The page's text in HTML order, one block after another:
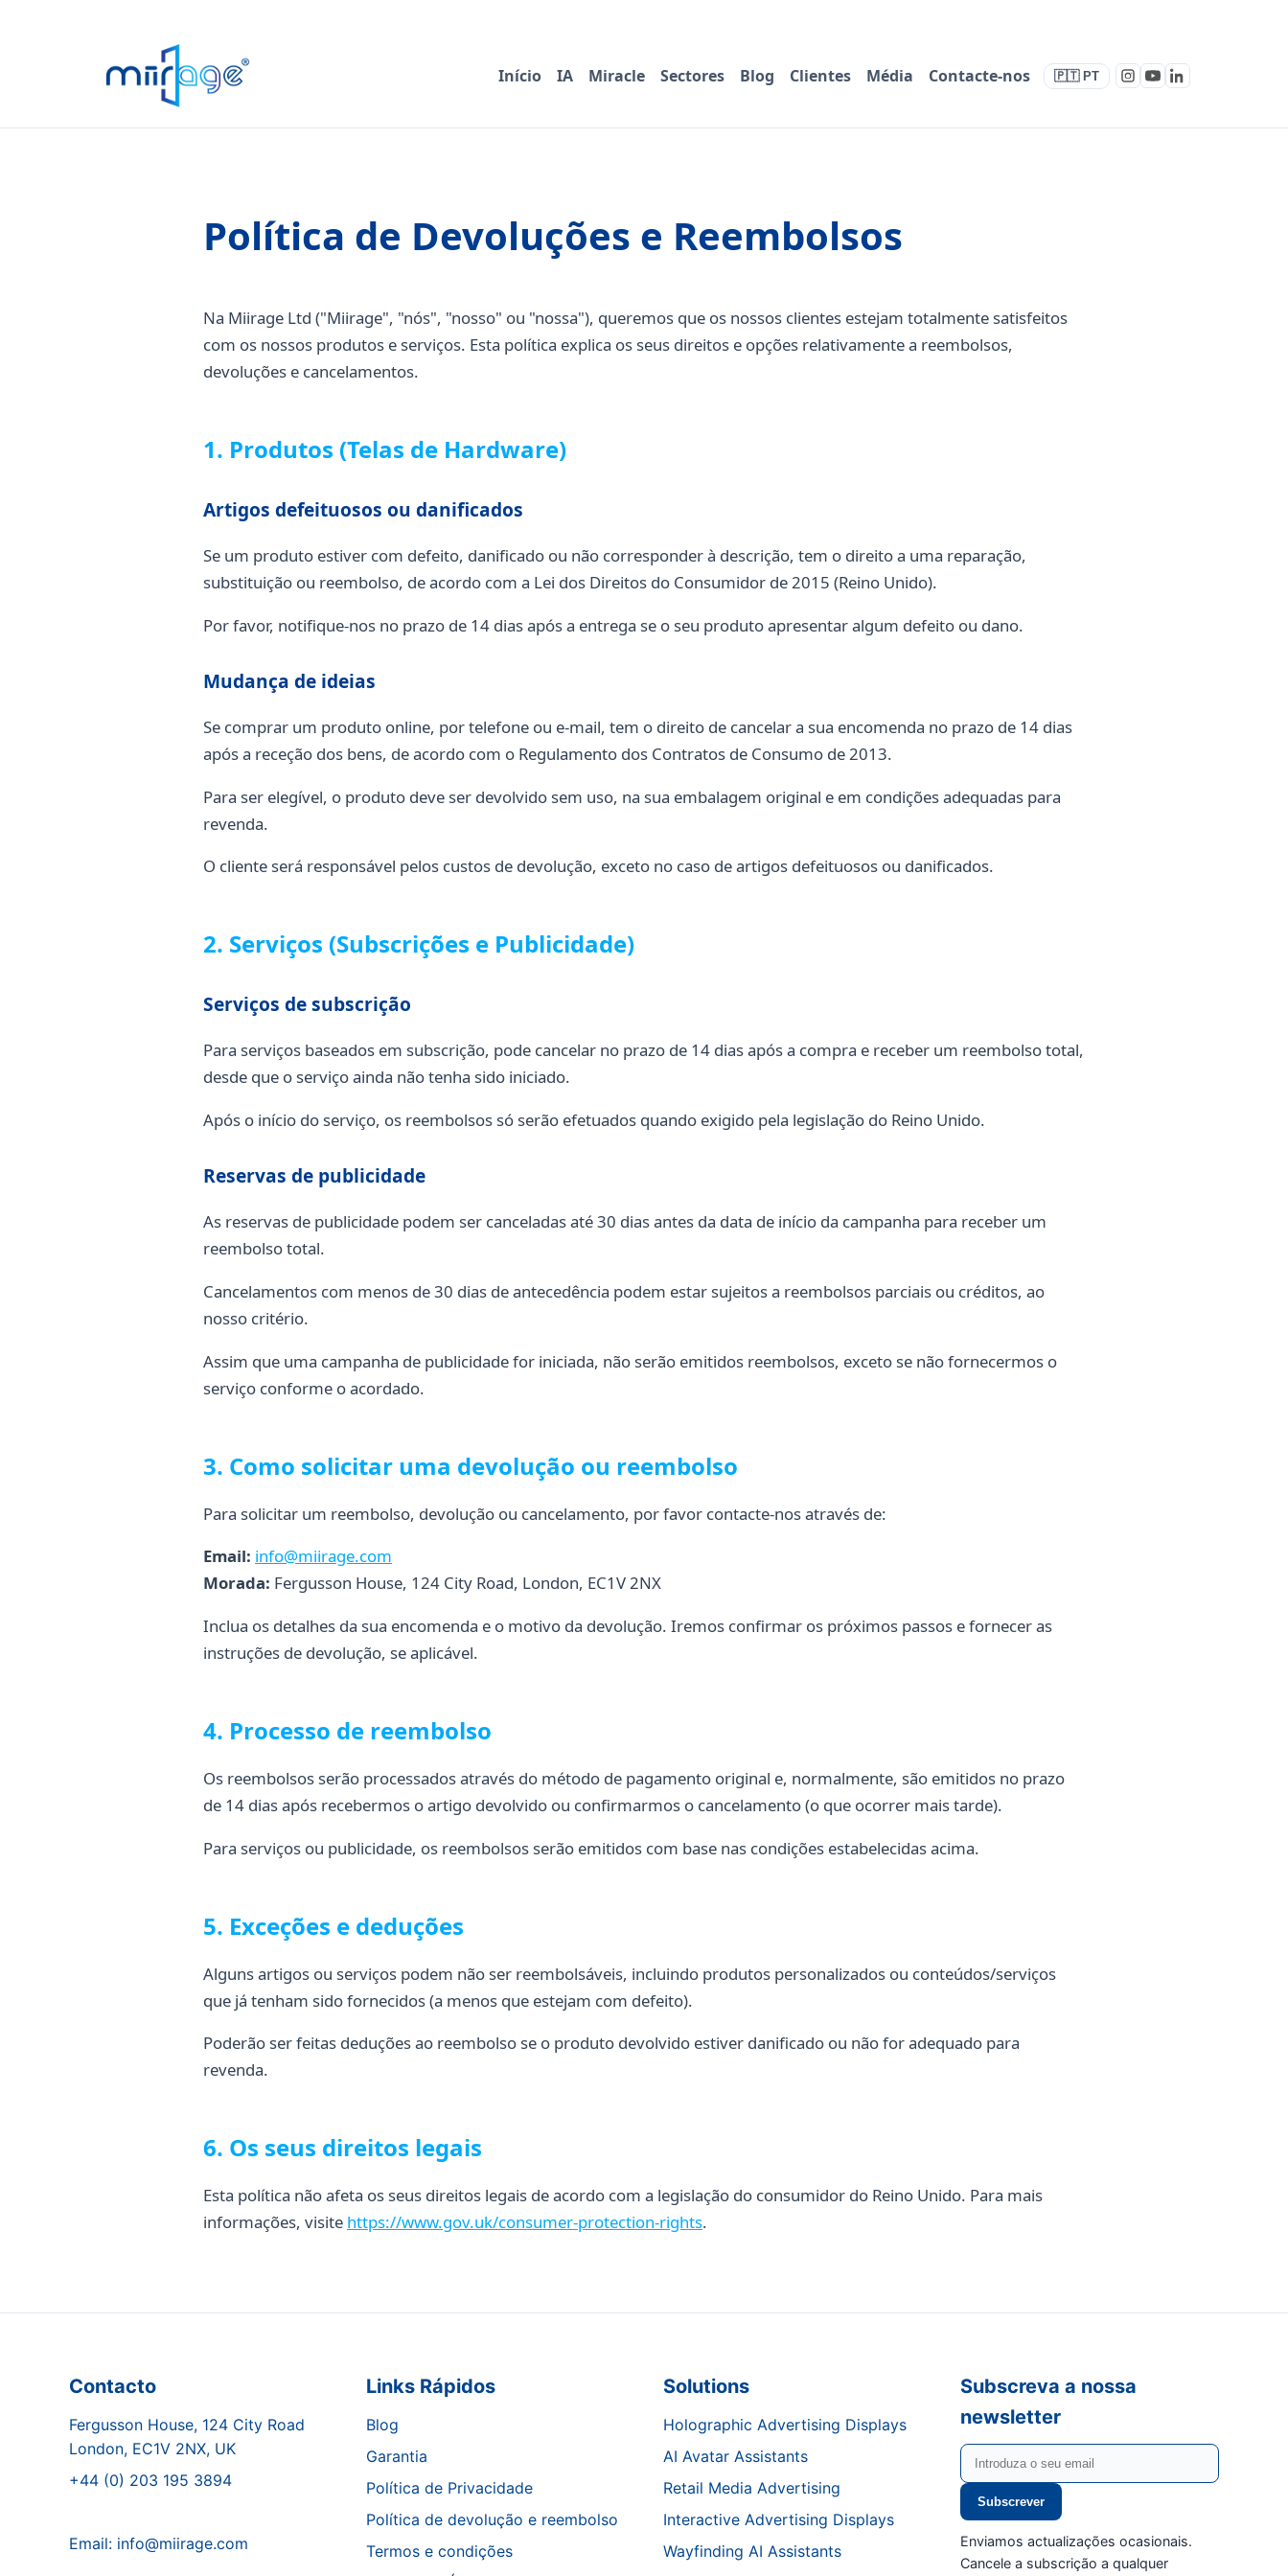
Início IA Miracle Sectores Blog Clientes Média Contacte-nos 🇵🇹 PT
Política de Devoluções e Reembolsos
Na Miirage Ltd ("Miirage", "nós", "nosso" ou "nossa"), queremos que os nossos clientes estejam totalmente satisfeitos
com os nossos produtos e serviços. Esta política explica os seus direitos e opções relativamente a reembolsos,
devoluções e cancelamentos.
1. Produtos (Telas de Hardware)
Artigos defeituosos ou danificados
Se um produto estiver com defeito, danificado ou não corresponder à descrição, tem o direito a uma reparação,
substituição ou reembolso, de acordo com a Lei dos Direitos do Consumidor de 2015 (Reino Unido).
Por favor, notifique-nos no prazo de 14 dias após a entrega se o seu produto apresentar algum defeito ou dano.
Mudança de ideias
Se comprar um produto online, por telefone ou e-mail, tem o direito de cancelar a sua encomenda no prazo de 14 dias
após a receção dos bens, de acordo com o Regulamento dos Contratos de Consumo de 2013.
Para ser elegível, o produto deve ser devolvido sem uso, na sua embalagem original e em condições adequadas para
revenda.
O cliente será responsável pelos custos de devolução, exceto no caso de artigos defeituosos ou danificados.
2. Serviços (Subscrições e Publicidade)
Serviços de subscrição
Para serviços baseados em subscrição, pode cancelar no prazo de 14 dias após a compra e receber um reembolso total,
desde que o serviço ainda não tenha sido iniciado.
Após o início do serviço, os reembolsos só serão efetuados quando exigido pela legislação do Reino Unido.
Reservas de publicidade
As reservas de publicidade podem ser canceladas até 30 dias antes da data de início da campanha para receber um
reembolso total.
Cancelamentos com menos de 30 dias de antecedência podem estar sujeitos a reembolsos parciais ou créditos, ao
nosso critério.
Assim que uma campanha de publicidade for iniciada, não serão emitidos reembolsos, exceto se não fornecermos o
serviço conforme o acordado.
3. Como solicitar uma devolução ou reembolso
Para solicitar um reembolso, devolução ou cancelamento, por favor contacte-nos através de:
Email: info@miirage.com
Morada: Fergusson House, 124 City Road, London, EC1V 2NX
Inclua os detalhes da sua encomenda e o motivo da devolução. Iremos confirmar os próximos passos e fornecer as
instruções de devolução, se aplicável.
4. Processo de reembolso
Os reembolsos serão processados através do método de pagamento original e, normalmente, são emitidos no prazo
de 14 dias após recebermos o artigo devolvido ou confirmarmos o cancelamento (o que ocorrer mais tarde).
Para serviços ou publicidade, os reembolsos serão emitidos com base nas condições estabelecidas acima.
5. Exceções e deduções
Alguns artigos ou serviços podem não ser reembolsáveis, incluindo produtos personalizados ou conteúdos/serviços
que já tenham sido fornecidos (a menos que estejam com defeito).
Poderão ser feitas deduções ao reembolso se o produto devolvido estiver danificado ou não for adequado para
revenda.
6. Os seus direitos legais
Esta política não afeta os seus direitos legais de acordo com a legislação do consumidor do Reino Unido. Para mais
informações, visite https://www.gov.uk/consumer-protection-rights.
Contacto
Fergusson House, 124 City Road
London, EC1V 2NX, UK
+44 (0) 203 195 3894
Email: info@miirage.com
Links Rápidos
Blog
Garantia
Política de Privacidade
Política de devolução e reembolso
Termos e condições
Solutions
Holographic Advertising Displays
AI Avatar Assistants
Retail Media Advertising
Interactive Advertising Displays
Wayfinding AI Assistants
Subscreva a nossa
newsletter
Subscrever
Enviamos actualizações ocasionais.
Cancele a subscrição a qualquer